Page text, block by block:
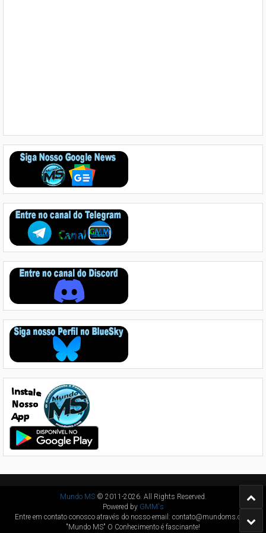
Mundo MS© 2011-2026. All Rights Reserved.
Powered by GMM's
Entre em contato conosco através do nosso email: contato@mundoms.com
"Mundo MS" O Conhecimento é fascinante!